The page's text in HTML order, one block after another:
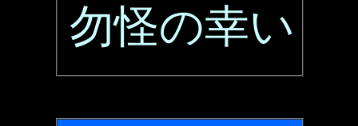
勿怪の幸い